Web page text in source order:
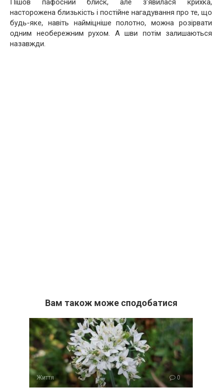
Пішов пафосний блиск, але з’явилася крихка,
насторожена близькість і постійне нагадування про те, що
будь-яке, навіть найміцніше полотно, можна розірвати
одним необережним рухом. А шви потім залишаються
назавжди.
Вам також може сподобатися
Життя 0